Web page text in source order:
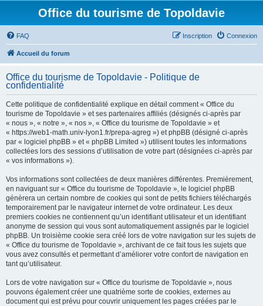
Office du tourisme de Topoldavie
FAQ Connexion
Inscription
Accueil du forum
Office du tourisme de Topoldavie - Politique de
confidentialité
Cette politique de confidentialité explique en détail comment « Office du
tourisme de Topoldavie » et ses partenaires affiliés (désignés ci-après par
« nous », « notre », « nos », « Office du tourisme de Topoldavie » et
« https://web1-math.univ-lyon1.fr/prepa-agreg ») et phpBB (désigné ci-après
par « logiciel phpBB » et « phpBB Limited ») utilisent toutes les informations
collectées lors des sessions d’utilisation de votre part (désignées ci-après par
« vos informations »).
Vos informations sont collectées de deux manières différentes. Premièrement,
en naviguant sur « Office du tourisme de Topoldavie », le logiciel phpBB
génèrera un certain nombre de cookies qui sont de petits fichiers téléchargés
temporairement par le navigateur internet de votre ordinateur. Les deux
premiers cookies ne contiennent qu’un identifiant utilisateur et un identifiant
anonyme de session qui vous sont automatiquement assignés par le logiciel
phpBB. Un troisième cookie sera créé lors de votre navigation sur les sujets de
« Office du tourisme de Topoldavie », archivant de ce fait tous les sujets que
vous avez consultés et permettant d’améliorer votre confort de navigation en
tant qu’utilisateur.
Lors de votre navigation sur « Office du tourisme de Topoldavie », nous
pouvons également créer une quatrième sorte de cookies, externes au
document qui est prévu pour couvrir uniquement les pages créées par le